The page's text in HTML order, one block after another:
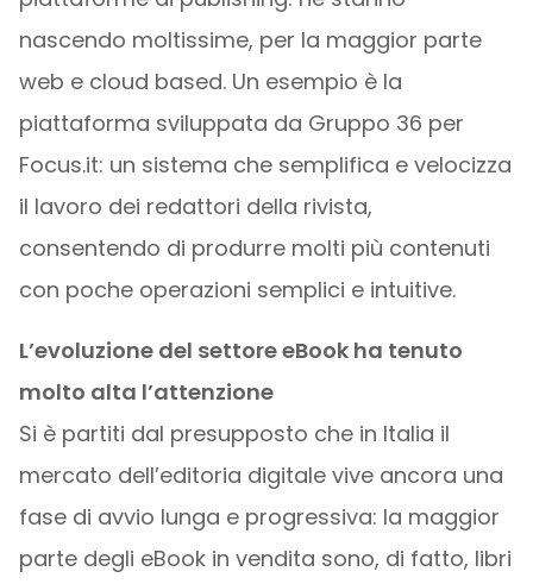
nascendo moltissime, per la maggior parte
web e cloud based. Un esempio è la
piattaforma sviluppata da Gruppo 36 per
Focus.it: un sistema che semplifica e velocizza
il lavoro dei redattori della rivista,
consentendo di produrre molti più contenuti
con poche operazioni semplici e intuitive.
L’evoluzione del settore eBook ha tenuto
molto alta l’attenzione
Si è partiti dal presupposto che in Italia il
mercato dell’editoria digitale vive ancora una
fase di avvio lunga e progressiva: la maggior
parte degli eBook in vendita sono, di fatto, libri